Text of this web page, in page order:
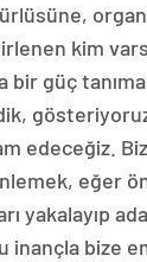
kim
bir güç
edeceğiz.
eğer
yakalayıp
inançla bize